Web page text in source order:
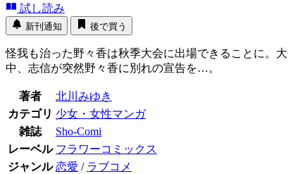
試し読み
新刊通知 後で買う
怪我も治った野々香は秋季大会に出場できることに。
中、志信が突然野々香に別れの宣告を…。
著者
北川みゆき
カテゴリ 少女・女性マンガ
雑誌
Sho-Comi
レーベル フラワーコミックス
ジャンル 恋愛 / ラブコメ